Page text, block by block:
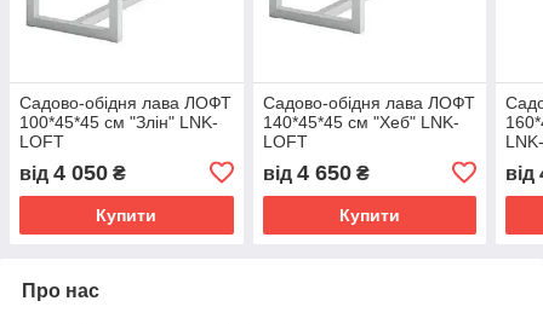
Садово-обідня лава ЛОФТ
100*45*45 см "Злін" LNK-
LOFT
від 4 050 ₴
Купити
Садово-обідня лава ЛОФТ
140*45*45 см "Хеб" LNK-
LOFT
від 4 650₴
Купити
від
Про нас